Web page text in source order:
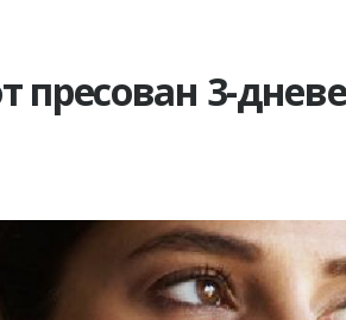
пресован 3-